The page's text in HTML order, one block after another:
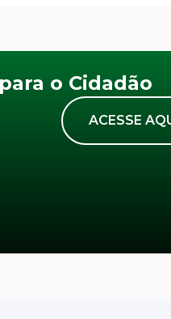
o Cidadão
ACESSE